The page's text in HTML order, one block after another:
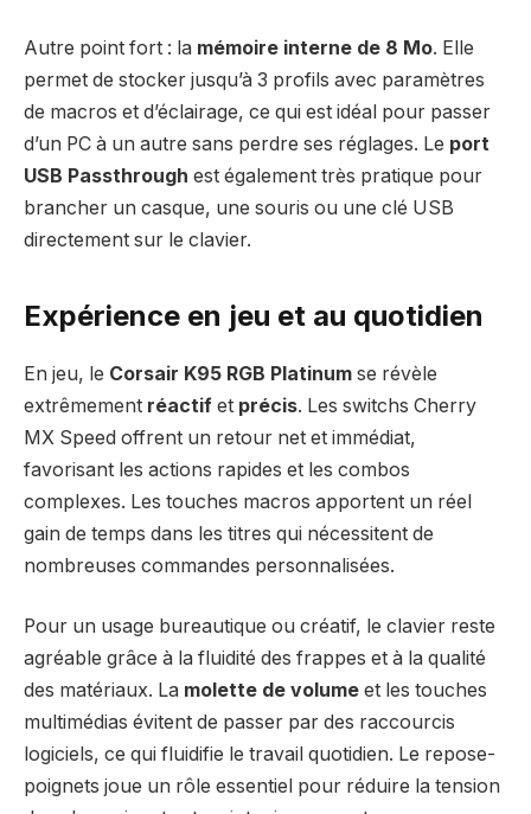
Autre point fort : la mémoire interne de 8 Mo. Elle
permet de stocker jusqu’à 3 profils avec paramètres
de macros et d’éclairage, ce qui est idéal pour passer
d’un PC à un autre sans perdre ses réglages. Le port
USB Passthrough est également très pratique pour
brancher un casque, une souris ou une clé USB
directement sur le clavier.
Expérience en jeu et au quotidien
En jeu, le Corsair K95 RGB Platinum se révèle
extrêmement réactif et précis. Les switchs Cherry
MX Speed offrent un retour net et immédiat,
favorisant les actions rapides et les combos
complexes. Les touches macros apportent un réel
gain de temps dans les titres qui nécessitent de
nombreuses commandes personnalisées.
Pour un usage bureautique ou créatif, le clavier reste
agréable grâce à la fluidité des frappes et à la qualité
des matériaux. La molette de volume et les touches
multimédias évitent de passer par des raccourcis
logiciels, ce qui fluidifie le travail quotidien. Le repose-
poignets joue un rôle essentiel pour réduire la tension